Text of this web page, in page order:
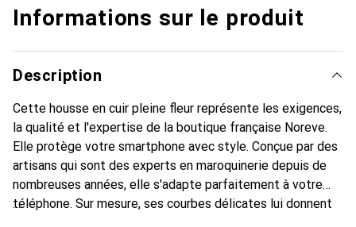
Informations sur le produit
Description
Cette housse en cuir pleine fleur représente les exigences,
la qualité et l'expertise de la boutique française Noreve.
Elle protège votre smartphone avec style. Conçue par des
artisans qui sont des experts en maroquinerie depuis de
nombreuses années, elle s'adapte parfaitement à votre
téléphone. Sur mesure, ses courbes délicates lui donnent